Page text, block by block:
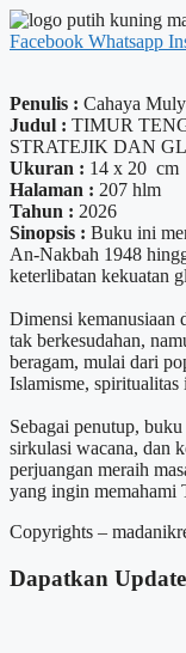
Facebook Whatsapp
Penulis : Cahaya
Judul : TIMUR
STRATEJIK DAN
Ukuran : 14 x 20 cm
Halaman : 207 hlm
Tahun : 2026
Sinopsis : Buku ini
An-Nakbah 1948
keterlibatan kekuatan
Dimensi kemanusiaan
tak berkesudahan,
beragam, mulai dari
Islamisme, spiritualitas
Sebagai penutup,
sirkulasi wacana, dan
perjuangan meraih
yang ingin memahami
Copyrights –
Dapatkan